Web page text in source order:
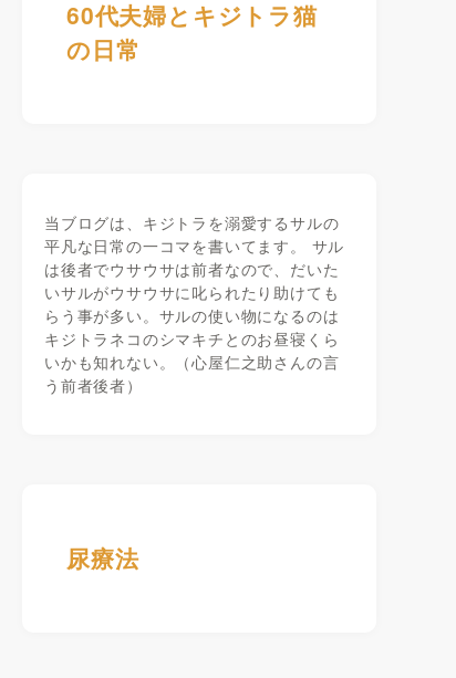
60代夫婦とキジトラ猫
の日常
当ブログは、キジトラを溺愛するサルの
平凡な日常の一コマを書いてます。 サル
は後者でウサウサは前者なので、だいた
いサルがウサウサに叱られたり助けても
らう事が多い。サルの使い物になるのは
キジトラネコのシマキチとのお昼寝くら
いかも知れない。（心屋仁之助さんの言
う前者後者）
尿療法